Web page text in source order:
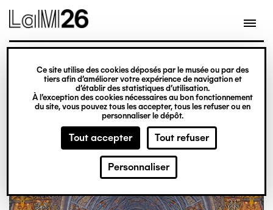
Gestion des cookies
Ce site utilise des cookies déposés par le musée ou par des
tiers afin d’améliorer votre expérience de navigation et
d’établir des statistiques d’utilisation.
À l’exception des cookies nécessaires au bon fonctionnement
du site, vous pouvez tous les accepter, tous les refuser ou en
personnaliser le dépôt.
Tout accepter Tout refuser
Personnaliser
Aller
au
contenu
principal
exposition
Du 20 février 2026
au 31 décembre 2027
Obsession
Billetterie